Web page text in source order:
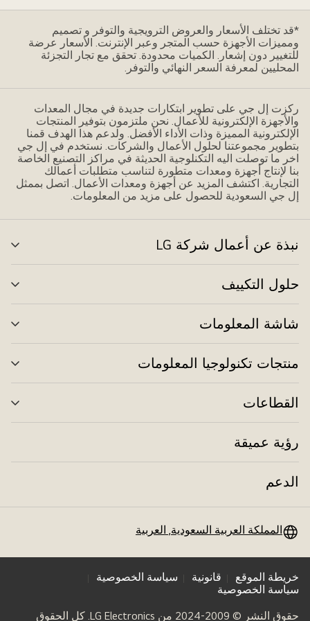
بسيط*قد تختلف الأسعار والعروض الترويجية والتوفر و تصميم
ومميزات الأجهزة حسب المتجر وعبر الإنترنت. الأسعار عرضة
للتغيير دون إشعار. الكميات محدودة. تحقق مع تجار التجزئة
المحليين لمعرفة السعر النهائي والتوفر.
ركزت إل جي على تطوير ابتكارات جديدة في مجال المعدات
والأجهزة الإلكترونية للأعمال. نحن ملتزمون بتوفير المنتجات
الإلكترونية المميزة وذات الأداء الأفضل. ولدعم هذا الهدف قمنا
بتطوير مجموعتنا لحلول الأعمال والشركات. نستخدم في إل جي
اخر ما توصلت اليه التكنلوجية الحديثة في مراكز التصنيع الخاصة
بنا لإنتاج أجهزة ومعدات متطورة لتناسب متطلبات أعمالك
التجارية. اكتشف المزيد عن أجهزة ومعدات الأعمال. اتصل بممثل
إل جي السعودية للحصول على مزيد من المعلومات.
نبذة عن أعمال شركة LG
حلول التكييف
شاشة المعلومات
منتجات تكنولوجيا المعلومات
القطاعات
رؤية عميقة
الدعم
المملكة العربية السعودية, العربية
خريطة الموقع قانونية
سياسة الخصوصية
سياسة الخصوصية
حقوق النشر © 2009-2024 من LG Electronics. كل الحقوق